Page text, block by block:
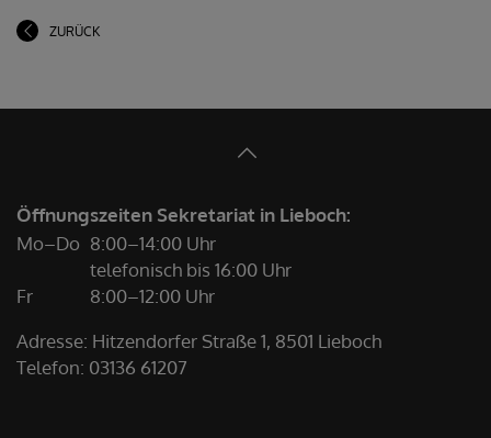
ZURÜCK
Öffnungszeiten Sekretariat in Lieboch:
Mo–Do 8:00–14:00 Uhr
telefonisch bis 16:00 Uhr
Fr
8:00–12:00 Uhr
Adresse: Hitzendorfer Straße 1, 8501 Lieboch
Telefon: 03136 61207